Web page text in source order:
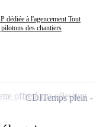
à l'agencement Tout
des chantiers
CDITemps plein
offre à ma sélection